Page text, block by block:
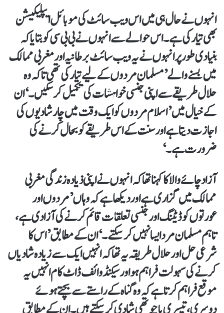
انہوں نے حال ہی میں اس ویب سائٹ کی موبائل ایپلیکیشن
بھی تیار کی ہے۔ اس حوالے سے انہوں نے بی بی سی کو بتایا کہ
بنیادی طور پر انہوں نے یہ ویب سائٹ برطانیہ اور مغربی ممالک
میں بسنے والے ’مسلمان مردوں کےلیے تیار کی تھی تاکہ وہ
حلال طریقے سے اپنی جنسی خواہشات کی تکمیل کر سکیں۔‘ان
کے خیال میں ’اسلام مردوں کو ایک وقت میں چار شادیوں کی
اجازت دیتا ہے اور سنت کے اس طریقے کو بحال کرنے کی
ضرورت ہے۔‘
آزاد چائے والا کا کہنا تھا کہ انہوں نے اپنی ذیادہ زندگی مغربی
ممالک میں گزاری ہے اور دیکھا ہے کہ وہاں ’مردوں اور
عورتوں کو ڈیٹنگ اور جنسی تعلقات قائم کرنے کی آزادی ہے،
تاہم مسلمان مرد ایسا نہیں کر سکتے۔‘ ان کے مطابق ’اس کا
شرعی حل اور حلال طریقہ یہ تھا کہ انہیں ایک سے زیادہ شادیاں
کرنے کی سہولت فراہم ہو اور سیکنڈ وائف ڈاٹ کام انہیں یہ
موقع فراہم کرتا ہے کہ وہ گناہ کے راستے سے بچتے ہوئے